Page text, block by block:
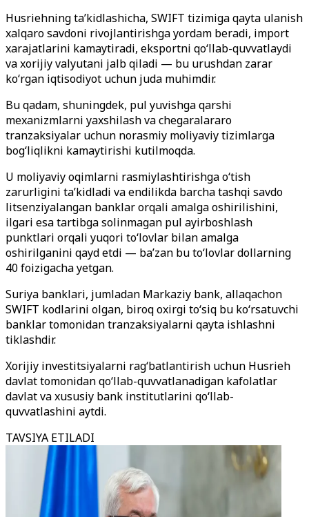
Husriehning ta’kidlashicha, SWIFT tizimiga qayta ulanish
xalqaro savdoni rivojlantirishga yordam beradi, import
xarajatlarini kamaytiradi, eksportni qo‘llab-quvvatlaydi
va xorijiy valyutani jalb qiladi — bu urushdan zarar
ko‘rgan iqtisodiyot uchun juda muhimdir.
Bu qadam, shuningdek, pul yuvishga qarshi
mexanizmlarni yaxshilash va chegaralararo
tranzaksiyalar uchun norasmiy moliyaviy tizimlarga
bog‘liqlikni kamaytirishi kutilmoqda.
U moliyaviy oqimlarni rasmiylashtirishga o‘tish
zarurligini ta’kidladi va endilikda barcha tashqi savdo
litsenziyalangan banklar orqali amalga oshirilishini,
ilgari esa tartibga solinmagan pul ayirboshlash
punktlari orqali yuqori to‘lovlar bilan amalga
oshirilganini qayd etdi — ba’zan bu to‘lovlar dollarning
40 foizigacha yetgan.
Suriya banklari, jumladan Markaziy bank, allaqachon
SWIFT kodlarini olgan, biroq oxirgi to‘siq bu ko‘rsatuvchi
banklar tomonidan tranzaksiyalarni qayta ishlashni
tiklashdir.
Xorijiy investitsiyalarni rag‘batlantirish uchun Husrieh
davlat tomonidan qo‘llab-quvvatlanadigan kafolatlar
davlat va xususiy bank institutlarini qo‘llab-
quvvatlashini aytdi.
TAVSIYA ETILADI